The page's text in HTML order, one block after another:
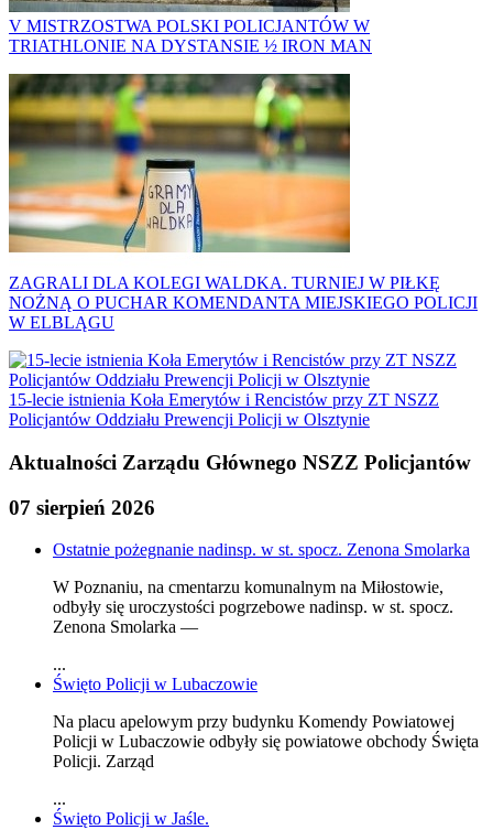
V MISTRZOSTWA POLSKI POLICJANTÓW W
TRIATHLONIE NA DYSTANSIE ½ IRON MAN
ZAGRALI DLA KOLEGI WALDKA. TURNIEJ W PIŁKĘ
NOŻNĄ O PUCHAR KOMENDANTA MIEJSKIEGO POLICJI
W ELBLĄGU
15-lecie istnienia Koła Emerytów i Rencistów przy ZT NSZZ
Policjantów Oddziału Prewencji Policji w Olsztynie
Aktualności Zarządu Głównego NSZZ Policjantów
07 sierpień 2026
Ostatnie pożegnanie nadinsp. w st. spocz. Zenona Smolarka
W Poznaniu, na cmentarzu komunalnym na Miłostowie,
odbyły się uroczystości pogrzebowe nadinsp. w st. spocz.
Zenona Smolarka —
...
Święto Policji w Lubaczowie
Na placu apelowym przy budynku Komendy Powiatowej
Policji w Lubaczowie odbyły się powiatowe obchody Święta
Policji. Zarząd
...
Święto Policji w Jaśle.